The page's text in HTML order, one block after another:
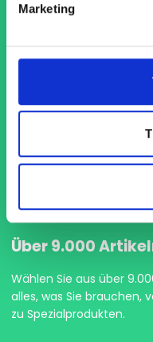
Marketing
Pünktliche
Wir geben immer unser
liefern, damit Ihre
weiterlaufen kann.
Über 9.000
Wählen Sie aus über
alles, was Sie brauchen,
zu Spezialprodukten.